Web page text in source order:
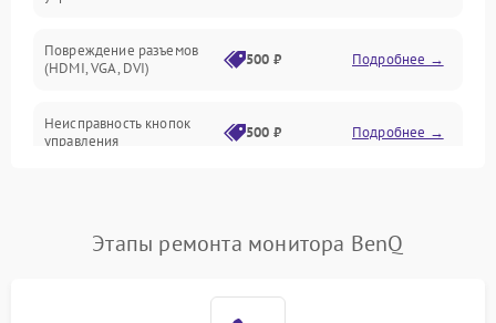
Повреждение разъемов
(HDMI, VGA, DVI)
500 ₽ Подробнее →
Неисправность кнопок
управления
500 ₽ Подробнее →
Повреждение кабеля
Подробнее →
Этапы ремонта монитора BenQ